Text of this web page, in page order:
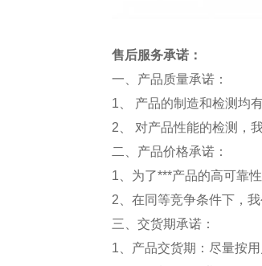
售后服务承诺：
一、产品质量承诺：
1、 产品的制造和检测均
2、 对产品性能的检测，
二、产品价格承诺：
1、为了***产品的高可靠
2、在同等竞争条件下，
三、交货期承诺：
1、产品交货期：尽量按